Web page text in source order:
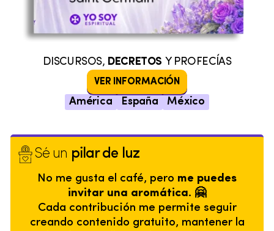
DISCURSOS, DECRETOS Y PROFECÍAS
VER INFORMACIÓN
América España México
Sé un pilar de luz
No me gusta el café, pero me puedes
invitar una aromática. 🤗
Cada contribución me permite seguir
creando contenido gratuito, mantener la